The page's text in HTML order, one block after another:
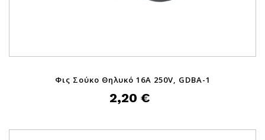
Φις Σούκο Θηλυκό 16A 250V, GDBA-1
2,20 €